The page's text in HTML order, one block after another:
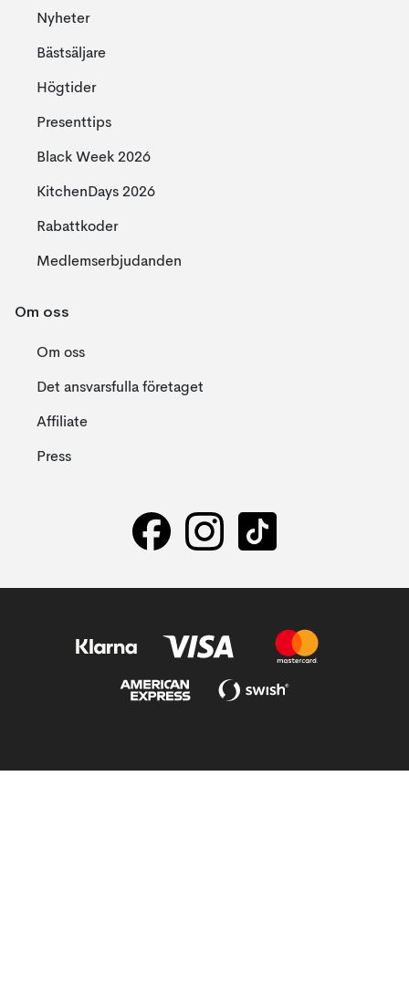
Nyheter
Bästsäljare
Högtider
Presenttips
Black Week 2026
KitchenDays 2026
Rabattkoder
Medlemserbjudanden
Om oss
Om oss
Det ansvarsfulla företaget
Affiliate
Press